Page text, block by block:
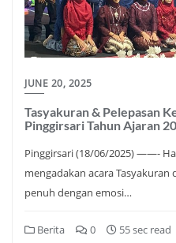
JUNE 20, 2025
Tasyakuran & Pelepasan
Pinggirsari Tahun Ajaran
Pinggirsari (18/06/2025) ——-
mengadakan acara Tasyakuran
penuh dengan emosi…
Berita 0 55 sec read